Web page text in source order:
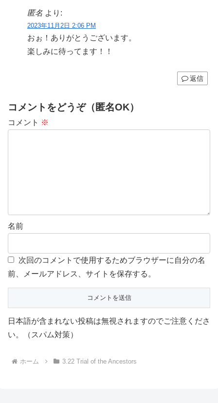
匿名 より:
2023年11月2日 2:06 PM
おぉ！ありがとうございます。
楽しみに待ってます！！
返信
コメントをどうぞ（匿名OK）
コメント ※
名前
次回のコメントで使用するためブラウザーに自分の名
前、メールアドレス、サイトを保存する。
日本語が含まれない投稿は無視されますのでご注意くださ
い。（スパム対策）
ホーム 3.22 Trial of the Ancestors